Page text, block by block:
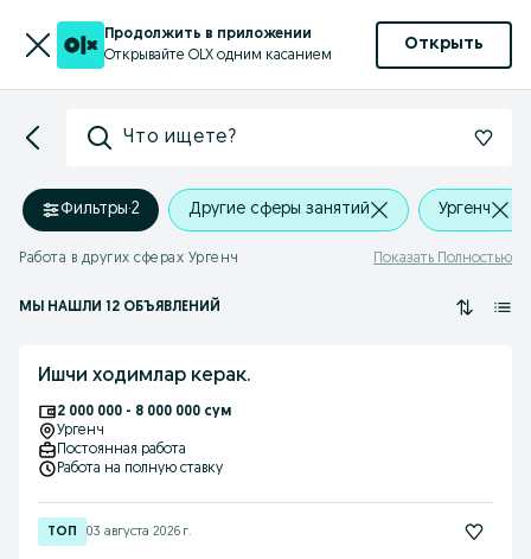
Продолжить в приложении
Открывайте OLX одним касанием
Открыть
Что ищете?
Фильтры·2 Другие сферы занятий Ургенч
Работа в других сферах Ургенч Показать Полностью
МЫ НАШЛИ 12 ОБЪЯВЛЕНИЙ
Ишчи ходимлар керак.
2 000 000 - 8 000 000 сум
Ургенч
Постоянная работа
Работа на полную ставку
03 августа 2026 г.